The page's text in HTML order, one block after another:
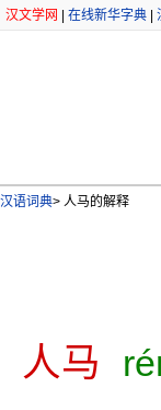
汉文学网 在线新华字典
汉语词典> 人马的解释
人马